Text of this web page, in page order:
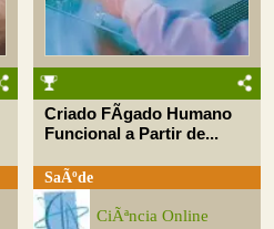
Criado FÃ­gado Humano
Funcional a Partir de...
SaÃºde
CiÃªncia Online